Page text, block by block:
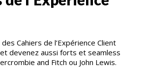
Cahiers de l’Expérience Client
devenez aussi forts et seamless
and Fitch ou John Lewis.